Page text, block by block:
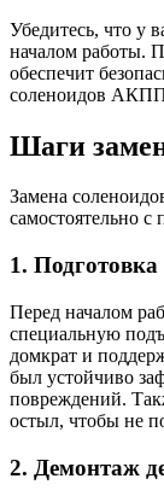
Убедитесь, что у
началом работы.
обеспечит
соленоидов
Шаги
Замена
самостоятельно
1. Подготовка
Перед началом
специальную
домкрат и
был устойчиво
повреждений.
остыл, чтобы не
2. Демонтаж